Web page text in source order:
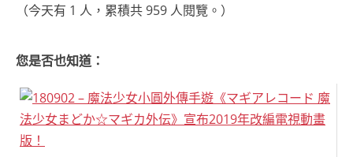
（今天有 1 人，累積共 959 人閱覽。）
您是否也知道：